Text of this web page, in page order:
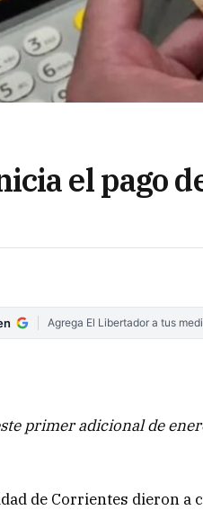
el pago
Agrega El Libertador a tus
primer adicional de
de Corrientes dieron a